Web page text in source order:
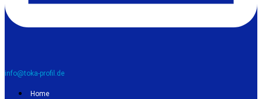
info@toka-profil.de
Home